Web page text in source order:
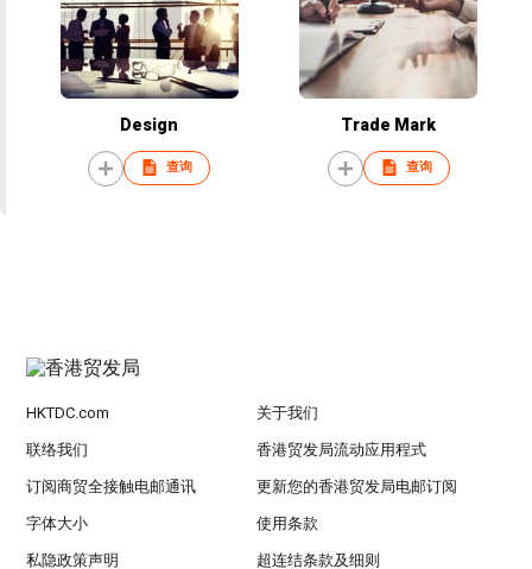
Design
查询
Trade Mark
查询
HKTDC.com 关于我们
联络我们 香港贸发局流动应用程式
订阅商贸全接触电邮通讯 更新您的香港贸发局电邮订阅
字体大小 使用条款
私隐政策声明 超连结条款及细则